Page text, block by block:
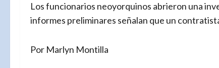
Los funcionarios neoyorquinos abrieron una
informes preliminares señalan que un
Por Marlyn Montilla